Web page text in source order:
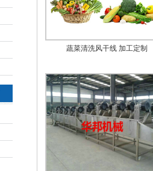
蔬菜清洗风干线 加工定制